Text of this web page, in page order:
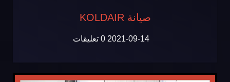
صيانة KOLDAIR
2021-09-14 0 تعليقات